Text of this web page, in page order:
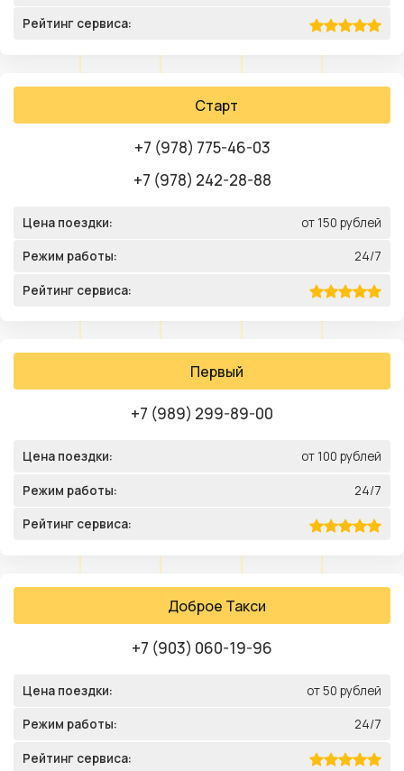
Рейтинг сервиса:
Старт
+7 (978) 775-46-03
+7 (978) 242-28-88
Цена поездки: от 150 рублей
Режим работы: 24/7
Рейтинг сервиса:
Первый
+7 (989) 299-89-00
Цена поездки: от 100 рублей
Режим работы: 24/7
Рейтинг сервиса:
Доброе Такси
+7 (903) 060-19-96
Цена поездки: от 50 рублей
Режим работы: 24/7
Рейтинг сервиса: